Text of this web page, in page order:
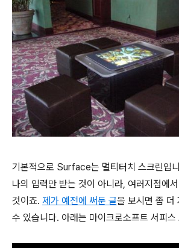
기본적으로 Surface는 멀티터치 스크린입
나의 입력만 받는 것이 아니라, 여러지점에
것이죠. 제가 예전에 써둔 글을 보시면 좀 더
수 있습니다. 아래는 마이크로소프트 서피